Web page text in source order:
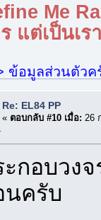
Me
แต่เป็นเ
ข้อมูลส่วนตัวค
Re: EL84 PP
« ตอบกลับ #10 เมื่อ: 26
ะกอบวง
นครับ